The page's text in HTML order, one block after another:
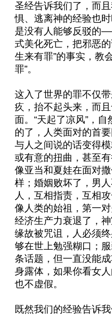
圣经告诉我们了，而
惧、逃离神的经验也
是没有人能够反驳的
式美化死亡，把邪恶
生来有罪”的事实，教
罪”。
这入了世界的罪不仅
疚，抬不起头来，而
面。“天起了凉风”，
的了，人类面对的首
与人之间说的话变得
或有意的扭曲，甚至
像亚当和夏娃在面对
样；婚姻败坏了，男
人，互相指责，互相
像人类的始祖，第一
经济生产力衰退了，
缘故被咒诅，人必须
够在世上勉强糊口；
条话题，但一直没能
身露体，如果你看女
也不虚假。
既然我们的经验告诉